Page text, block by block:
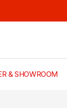
& SHOWROOM